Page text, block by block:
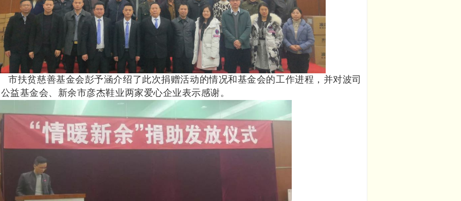
贫慈善基金会彭予涵介绍了此次捐赠活动的情况和基金会的工作进程，并对波司
益基金会、新余市彦杰鞋业两家爱心企业表示感谢。